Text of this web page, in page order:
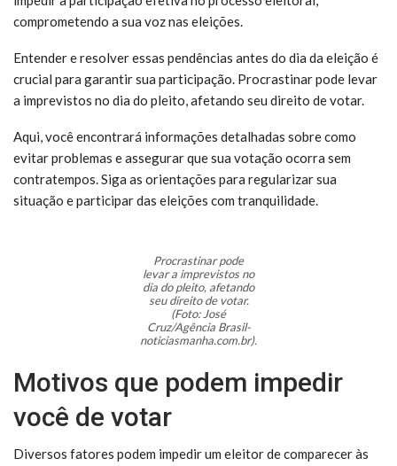
comprometendo a sua voz nas eleições.
Entender e resolver essas pendências antes do dia da eleição é
crucial para garantir sua participação. Procrastinar pode levar
a imprevistos no dia do pleito, afetando seu direito de votar.
Aqui, você encontrará informações detalhadas sobre como
evitar problemas e assegurar que sua votação ocorra sem
contratempos. Siga as orientações para regularizar sua
situação e participar das eleições com tranquilidade.
Procrastinar pode
levar a imprevistos no
dia do pleito, afetando
seu direito de votar.
(Foto: José
Cruz/Agência Brasil-
noticiasmanha.com.br).
Motivos que podem impedir
você de votar
Diversos fatores podem impedir um eleitor de comparecer às